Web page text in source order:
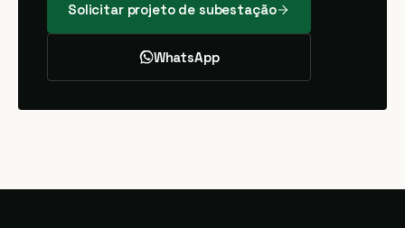
Solicitar projeto de subestação
WhatsApp